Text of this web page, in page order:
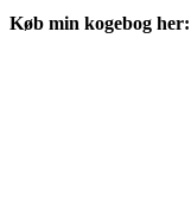
Køb min kogebog her: